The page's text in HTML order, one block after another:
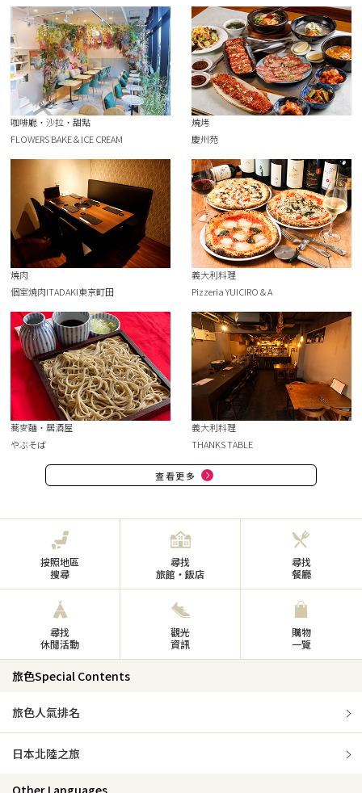
咖啡廳・沙拉・甜點
FLOWERS BAKE＆ICE CREAM
燒烤
慶州苑
燒肉
個室焼肉ITADAKI東京町田
義大利料理
Pizzeria YUICIRO＆A
蕎麥麵・居酒屋
やぶそば
義大利料理
THANKS TABLE
查看更多
按照地區
搜尋
尋找
旅館・飯店
尋找
餐廳
尋找
休閒活動
觀光
資訊
購物
一覽
旅色Special Contents
旅色人氣排名
日本北陸之旅